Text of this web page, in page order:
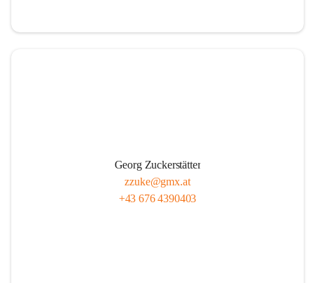
Georg Zuckerstätter
zzuke@gmx.at
+43 676 4390403